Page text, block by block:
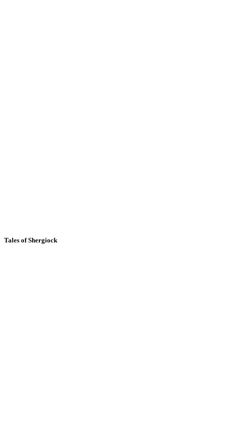
Tales of Shergiock